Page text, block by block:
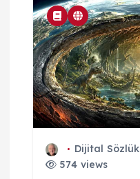
Dijital Sözlük
574 views